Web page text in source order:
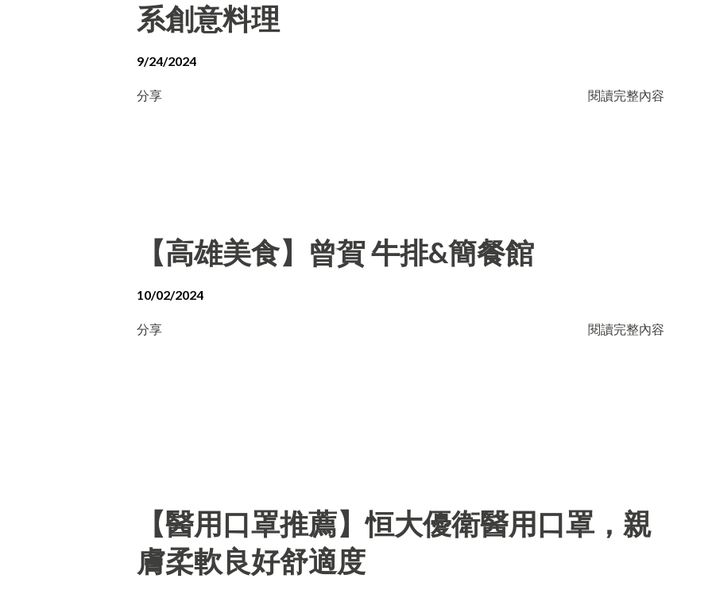
系創意料理
9/24/2024
分享 閱讀完整內容
【高雄美食】曾賀 牛排&簡餐館
10/02/2024
分享 閱讀完整內容
【醫用口罩推薦】恒大優衛醫用口罩，親
膚柔軟良好舒適度